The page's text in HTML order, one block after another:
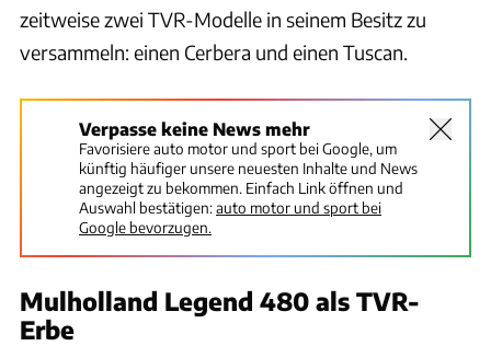
zeitweise zwei TVR-Modelle in seinem Besitz zu
versammeln: einen Cerbera und einen Tuscan.
Verpasse keine News mehr
Favorisiere auto motor und sport bei Google, um
künftig häufiger unsere neuesten Inhalte und News
angezeigt zu bekommen. Einfach Link öffnen und
Auswahl bestätigen:auto motor und sport bei
Google bevorzugen.
Mulholland Legend 480 als TVR-
Erbe